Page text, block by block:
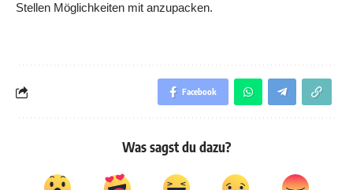
Stellen Möglichkeiten mit anzupacken.
Facebook
Was sagst du dazu?